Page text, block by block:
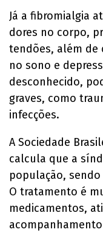
Já a fibromialgia
dores no corpo,
tendões, além de
no sono e
desconhecido,
graves, como
infecções.
A Sociedade
calcula que a
população,
O tratamento é
medicamentos,